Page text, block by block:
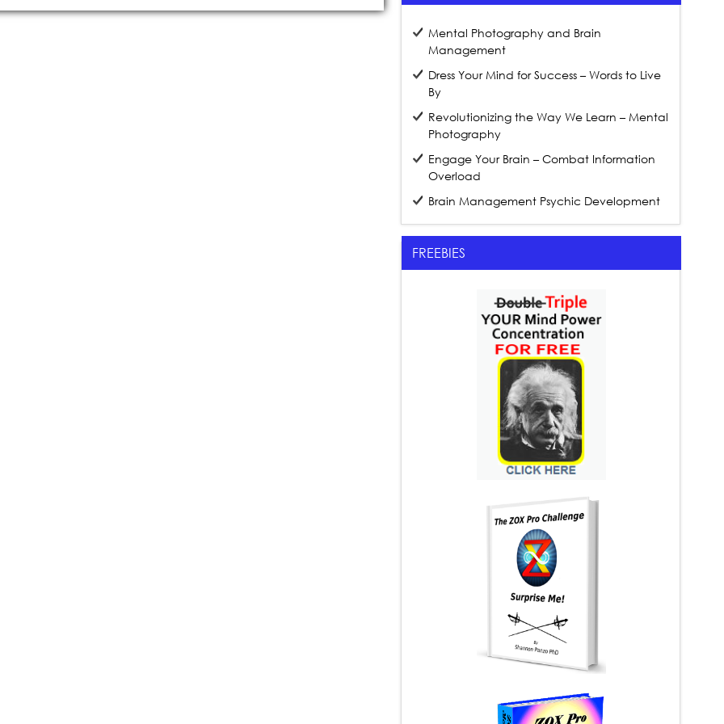
Mental Photography and Brain
Management
Dress Your Mind for Success – Words to Live
By
Revolutionizing the Way We Learn – Mental
Photography
Engage Your Brain – Combat Information
Overload
Brain Management Psychic Development
FREEBIES